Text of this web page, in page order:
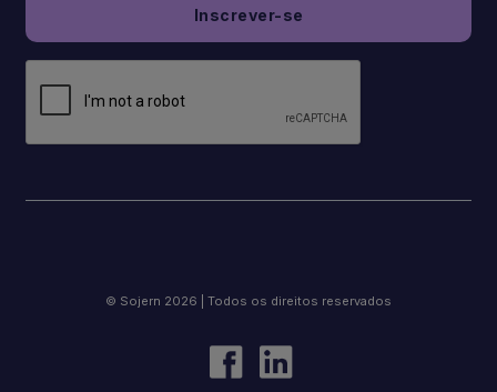
© Sojern 2026 | Todos os direitos reservados